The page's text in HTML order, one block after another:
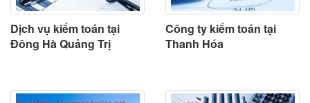
Dịch vụ kiểm toán tại
Đông Hà Quảng Trị
Công ty kiểm toán tại
Thanh Hóa